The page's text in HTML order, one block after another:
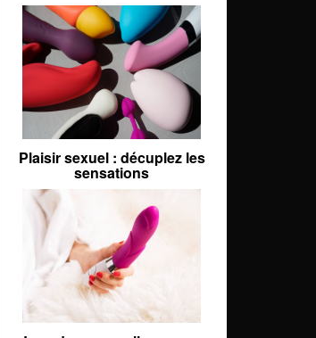
Plaisir sexuel : décuplez les
sensations